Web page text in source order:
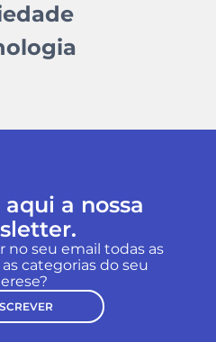
a nossa
no seu email todas as
categorias do seu